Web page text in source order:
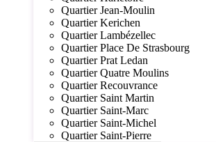
Quartier Jean-Moulin
Quartier Kerichen
Quartier Lambézellec
Quartier Place De Strasbourg
Quartier Prat Ledan
Quartier Quatre Moulins
Quartier Recouvrance
Quartier Saint Martin
Quartier Saint-Marc
Quartier Saint-Michel
Quartier Saint-Pierre